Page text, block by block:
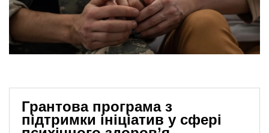
Грантова програма з
підтримки ініціатив у сфері